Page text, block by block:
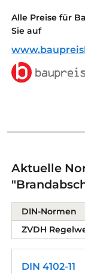
Alle Preise für
Sie auf
Aktuelle
DIN-Normen
ZVDH
DIN 4102-11